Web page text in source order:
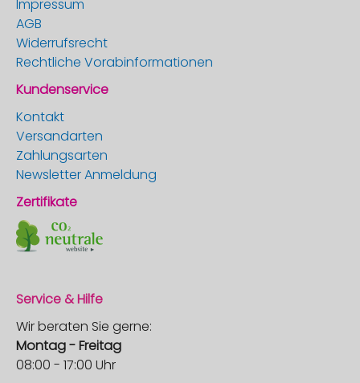
Impressum
AGB
Widerrufsrecht
Rechtliche Vorabinformationen
Kundenservice
Kontakt
Versandarten
Zahlungsarten
Newsletter Anmeldung
Zertifikate
Service & Hilfe
Wir beraten Sie gerne:
Montag - Freitag
08:00 - 17:00 Uhr